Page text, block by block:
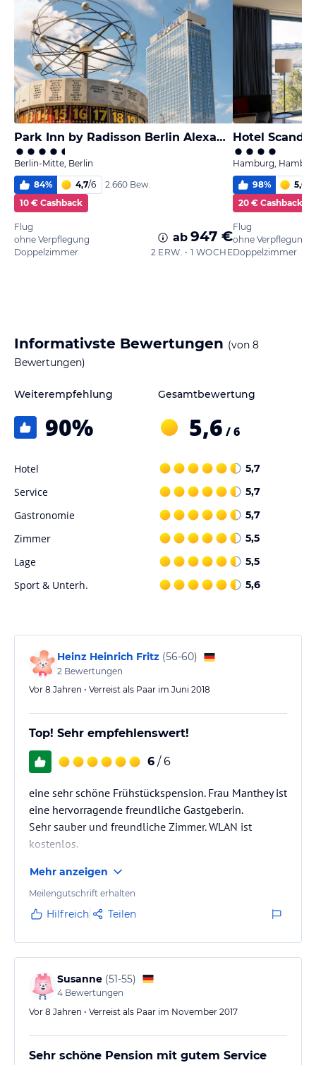
Park Inn by Radisson Berlin Alexanderplatz
Berlin-Mitte, Berlin
84% 4,7/6
2.660 Bew.
10 € Cashback
Flug
ohne Verpflegung
Doppelzimmer
ab 947 €
2 ERW. • 1 WOCHE
Hotel
Hamburg,
98% 5,6
20 € Cashback
Flug
ohne Verpflegung
Doppelzimmer
Informativste Bewertungen (von 8
Bewertungen)
Weiterempfehlung
90%
Gesamtbewertung
5,6 / 6
Hotel 5,7
Service 5,7
Gastronomie 5,7
Zimmer 5,5
Lage 5,5
Sport & Unterh. 5,6
Heinz Heinrich Fritz (56-60)
2 Bewertungen
Vor 8 Jahren • Verreist als Paar im Juni 2018
Top! Sehr empfehlenswert!
6 / 6
eine sehr schöne Frühstückspension. Frau Manthey ist
eine hervorragende freundliche Gastgeberin.
Sehr sauber und freundliche Zimmer. WLAN ist
kostenlos.
Südharz.
Auf Wunsch kann man dort auch zu sehr zivilen
Preisen zum Abend speisen.
vorhanden.
Die Pension ist ruhig gelegen.
Mehr anzeigen
Meilengutschrift erhalten
Hilfreich Teilen
Susanne (51-55)
4 Bewertungen
Vor 8 Jahren • Verreist als Paar im November 2017
Sehr schöne Pension mit gutem Service